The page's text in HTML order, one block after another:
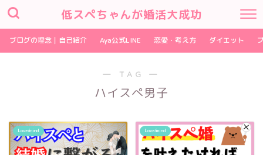
低スペちゃんが婚活大成功
ブログの理念｜自己紹介 Aya公式LINE 恋愛・考え方 ダイエット
― TAG ―
ハイスぺ男子
Love/mind Love/mind